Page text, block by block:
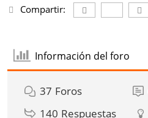
Compartir:
Información del foro
37 Foros
140 Respuestas